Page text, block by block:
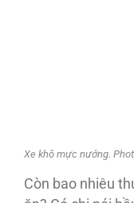
Xe khô mực nướng.
Còn bao nhiêu